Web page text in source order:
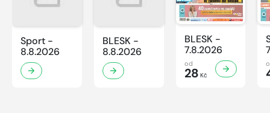
Sport -
8.8.2026
BLESK -
8.8.2026
BLESK -
7.8.2026
od
28 Kč